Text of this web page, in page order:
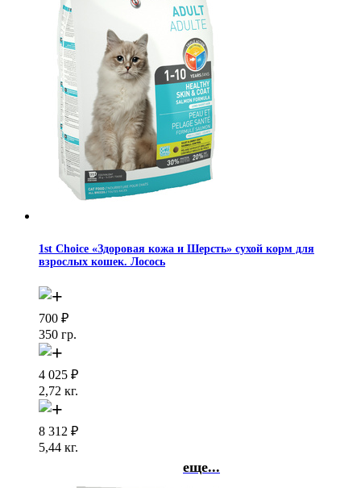
1st Choice «Здоровая кожа и Шерсть» сухой корм для
взрослых кошек. Лосось
700 ₽
350 гр.
4 025 ₽
2,72 кг.
8 312 ₽
5,44 кг.
еще...